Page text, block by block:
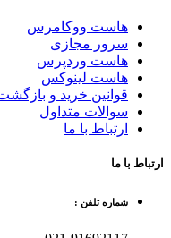
هاست ووکامرس
سرور مجازی
هاست وردپرس
هاست لینوکس
قوانین خرید و
سوالات متداول
ارتباط با ما
ارتباط با ما
شماره تلفن :